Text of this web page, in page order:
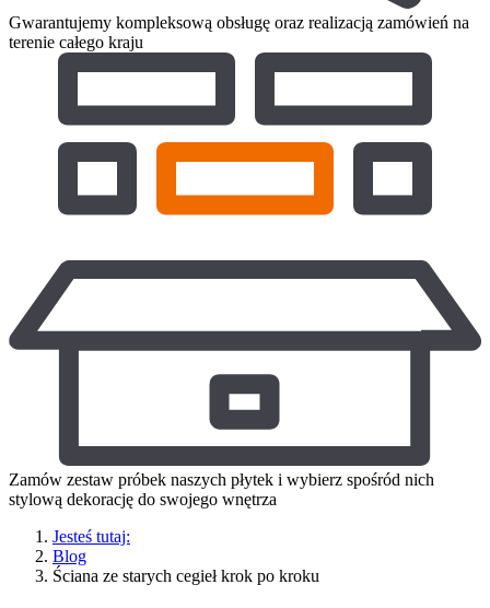
Gwarantujemy kompleksową obsługę oraz realizacją zamówień na
terenie całego kraju
Zamów zestaw próbek naszych płytek i wybierz spośród nich
stylową dekorację do swojego wnętrza
Jesteś tutaj:
Blog
Ściana ze starych cegieł krok po kroku